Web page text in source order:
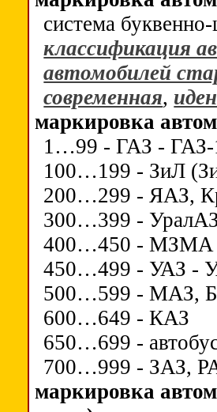
система
классификация
автомобилей
современная,
маркировка
1…99 - ГАЗ - ГАЗ-
100…199 - ЗиЛ
200…299 - ЯАЗ,
300…399 -
400…450 -
450…499 - УАЗ -
500…599 - МАЗ,
600…649 - КАЗ
650…699 -
700…999 - ЗАЗ,
маркировка